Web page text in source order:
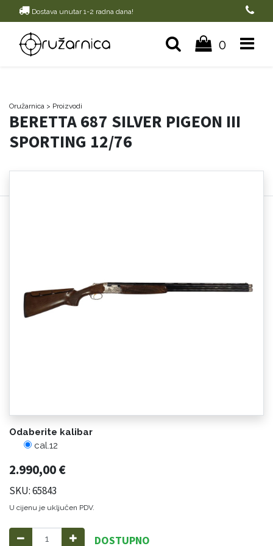
Dostava unutar 1-2 radna dana!
0
Oružarnica > Proizvodi
BERETTA 687 SILVER PIGEON III
SPORTING 12/76
Odaberite kalibar
cal.12
2.990,00€
SKU: 65843
U cijenu je uključen PDV.
DOSTUPNO